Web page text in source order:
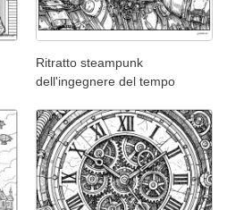
Ritratto steampunk
dell'ingegnere del tempo